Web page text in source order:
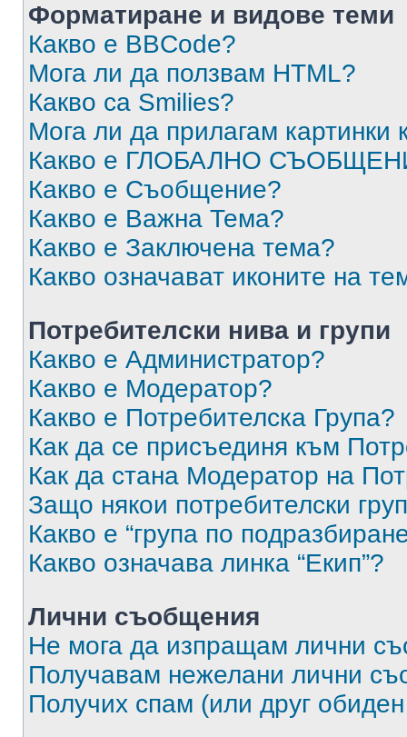
Форматиране и видове теми
Какво е BBCode?
Мога ли да ползвам HTML?
Какво са Smilies?
Мога ли да прилагам
Какво е ГЛОБАЛНО
Какво е Съобщение?
Какво е Важна Тема?
Какво е Заключена тема?
Какво означават иконите на
Потребителски нива и групи
Какво е Администратор?
Какво е Модератор?
Какво е Потребителска Група?
Как да се присъединя към
Как да стана Модератор на
Защо някои потребителски
Какво е “група по
Какво означава линка “Екип”?
Лични съобщения
Не мога да изпращам лични
Получавам нежелани лични
Получих спам (или друг